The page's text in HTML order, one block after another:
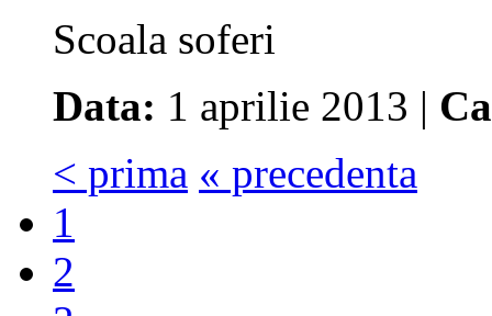
Scoala soferi
Data: 1 aprilie 2013 |
< prima « precedenta
1
2